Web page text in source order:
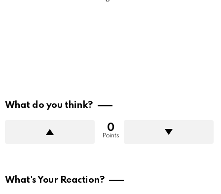
What do you think?
0
Points
What's Your Reaction?